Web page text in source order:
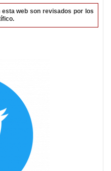
web son revisados por los